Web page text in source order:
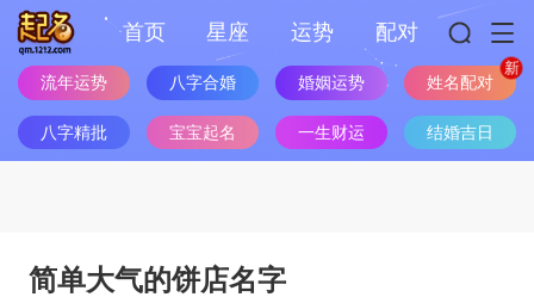
首页 星座 运势 配对
流年运势 八字合婚 婚姻运势 姓名配对
八字精批 宝宝起名 一生财运 结婚吉日
简单大气的饼店名字